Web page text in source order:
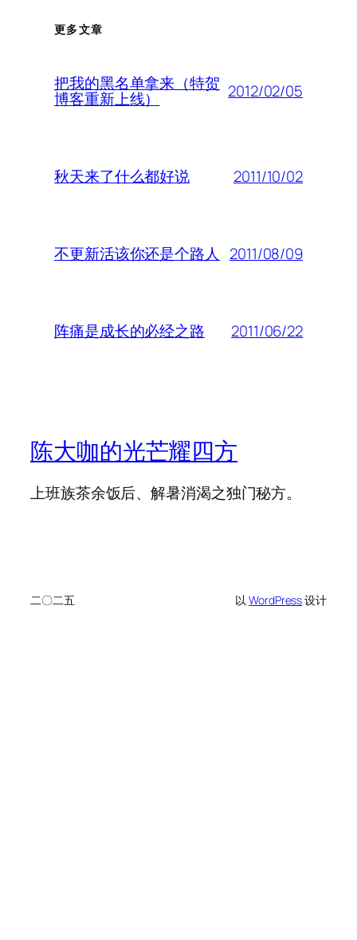
更多文章
把我的黑名单拿来（特贺
博客重新上线） 2012/02/05
秋天来了什么都好说 2011/10/02
不更新活该你还是个路人 2011/08/09
阵痛是成长的必经之路 2011/06/22
陈大咖的光芒耀四方
上班族茶余饭后、解暑消渴之独门秘方。
二〇二五 以WordPress设计